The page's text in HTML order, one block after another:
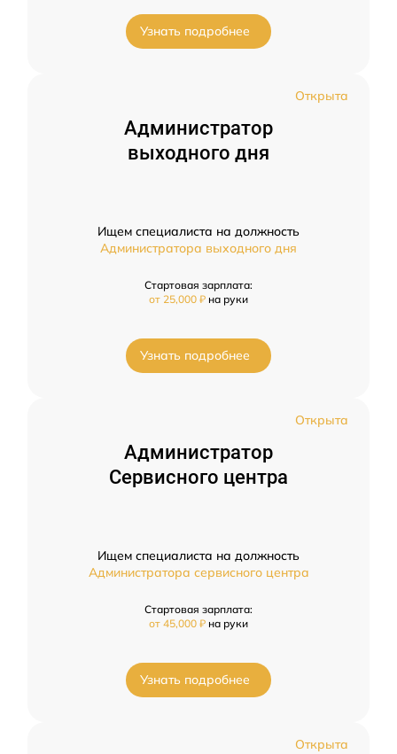
Узнать подробнее
Открыта
Администратор
выходного дня
Ищем специалиста на должность
Администратора выходного дня
Стартовая зарплата:
от 25,000 ₽ на руки
Узнать подробнее
Открыта
Администратор
Сервисного центра
Ищем специалиста на должность
Администратора сервисного центра
Стартовая зарплата:
от 45,000 ₽ на руки
Узнать подробнее
Открыта